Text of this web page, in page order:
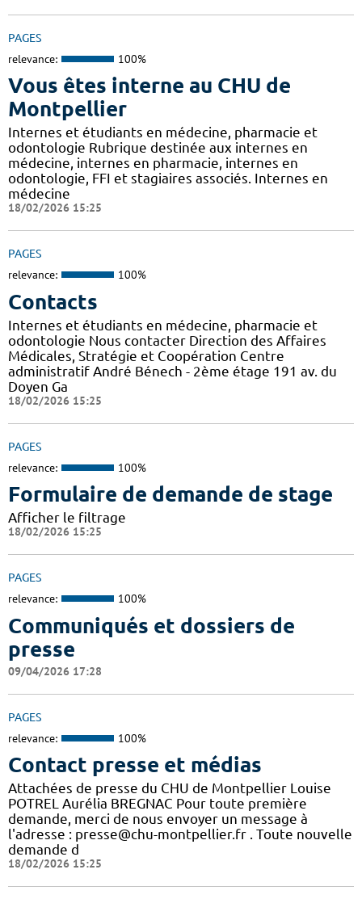
PAGES
relevance: 100%
Vous êtes interne au CHU de
Montpellier
Internes et étudiants en médecine, pharmacie et
odontologie Rubrique destinée aux internes en
médecine, internes en pharmacie, internes en
odontologie, FFI et stagiaires associés. Internes en
médecine
18/02/2026 15:25
PAGES
relevance: 100%
Contacts
Internes et étudiants en médecine, pharmacie et
odontologie Nous contacter Direction des Affaires
Médicales, Stratégie et Coopération Centre
administratif André Bénech - 2ème étage 191 av. du
Doyen Ga
18/02/2026 15:25
PAGES
relevance: 100%
Formulaire de demande de stage
Afficher le filtrage
18/02/2026 15:25
PAGES
relevance: 100%
Communiqués et dossiers de
presse
09/04/2026 17:28
PAGES
relevance: 100%
Contact presse et médias
Attachées de presse du CHU de Montpellier Louise
POTREL Aurélia BREGNAC Pour toute première
demande, merci de nous envoyer un message à
l'adresse : presse@chu-montpellier.fr . Toute nouvelle
demande d
18/02/2026 15:25